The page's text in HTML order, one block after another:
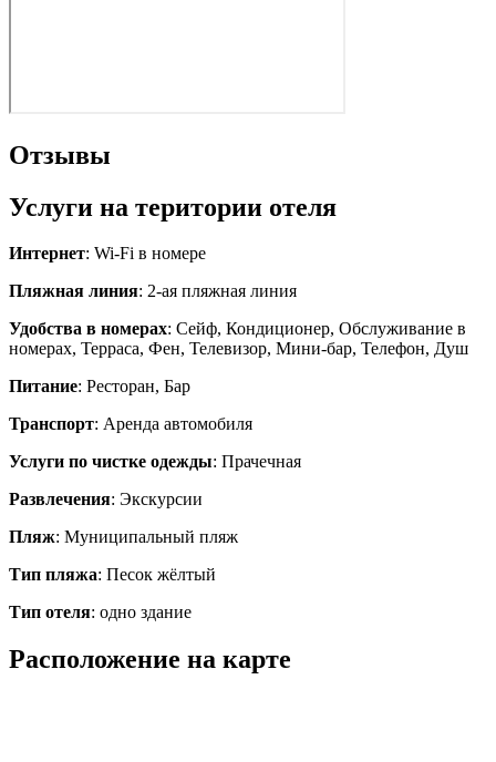
Отзывы
Услуги на територии отеля
Интернет: Wi-Fi в номере
Пляжная линия: 2-ая пляжная линия
Удобства в номерах: Сейф, Кондиционер, Обслуживание в
номерах, Терраса, Фен, Телевизор, Мини-бар, Телефон, Душ
Питание: Ресторан, Бар
Транспорт: Аренда автомобиля
Услуги по чистке одежды: Прачечная
Развлечения: Экскурсии
Пляж: Муниципальный пляж
Тип пляжа: Песок жёлтый
Тип отеля: одно здание
Расположение на карте